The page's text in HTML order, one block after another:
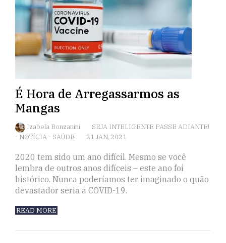
É Hora de Arregassarmos as
Mangas
Izabela Bonzanini
SEJA INTELIGENTE PASSE ADIANTE!
- NOTÍCIA - SAÚDE 21 JAN, 2021
2020 tem sido um ano difícil. Mesmo se você
lembra de outros anos difíceis – este ano foi
histórico. Nunca poderíamos ter imaginado o quão
devastador seria a COVID-19.
READ MORE